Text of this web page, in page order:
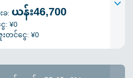
:ယန်း46,700
: ¥0
းတင်ငွေ: ¥0